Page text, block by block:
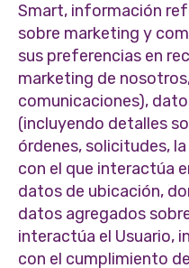
Smart, información
sobre marketing y
sus preferencias en
marketing de
comunicaciones),
(incluyendo detalles
órdenes, solicitudes,
con el que interactúa
datos de ubicación,
datos agregados
interactúa el Usuario,
con el cumplimiento